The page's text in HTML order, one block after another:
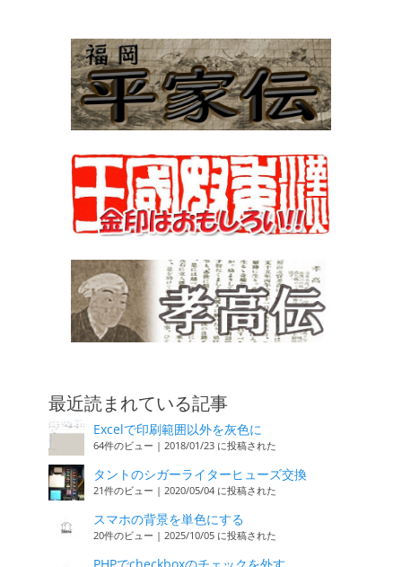
最近読まれている記事
Excelで印刷範囲以外を灰色に
64件のビュー | 2018/01/23 に投稿された
タントのシガーライターヒューズ交換
21件のビュー | 2020/05/04 に投稿された
スマホの背景を単色にする
20件のビュー | 2025/10/05 に投稿された